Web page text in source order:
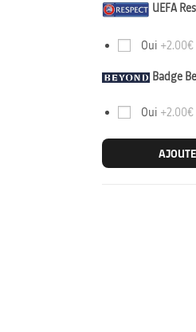
UEFA
Oui +2.00€
Badge
Oui +2.00€